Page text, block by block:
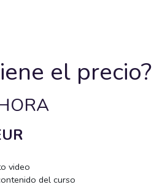
el precio?
video
del curso